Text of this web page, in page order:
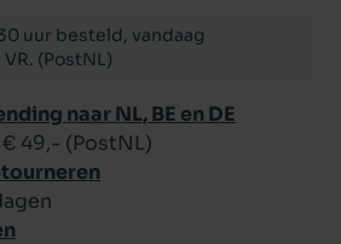
uur besteld, vandaag
(PostNL)
naar NL, BE en DE
49,- (PostNL)